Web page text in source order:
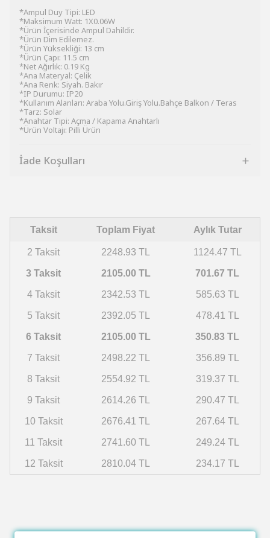
*Ampul Duy Tipi: LED
*Maksimum Watt: 1X0.06W
*Ürün İçerisinde Ampul Dahildir.
*Ürün Dim Edilemez.
*Ürün Yüksekliği: 13 cm
*Ürün Çapı: 11.5 cm
*Net Ağırlık: 0.19 Kg
*Ana Materyal: Çelik
*Ana Renk: Siyah. Bakır
*IP Durumu: IP20
*Kullanım Alanları: Araba Yolu.Giriş Yolu.Bahçe Balkon / Teras
*Tarz: Solar
*Anahtar Tipi: Açma / Kapama Anahtarlı
*Ürün Voltajı: Pilli Ürün
İade Koşulları
Taksit Toplam Fiyat Aylık Tutar
2 Taksit 2248.93 TL 1124.47 TL
3 Taksit 2105.00 TL 701.67 TL
4 Taksit 2342.53 TL 585.63 TL
5 Taksit 2392.05 TL 478.41 TL
6 Taksit 2105.00 TL 350.83 TL
7 Taksit 2498.22 TL 356.89 TL
8 Taksit 2554.92 TL 319.37 TL
9 Taksit 2614.26 TL 290.47 TL
10 Taksit 2676.41 TL 267.64 TL
11 Taksit 2741.60 TL 249.24 TL
12 Taksit 2810.04 TL 234.17 TL